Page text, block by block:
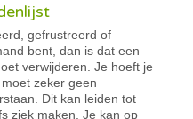
gefrustreerd of
bent, dan is dat een
verwijderen. Je hoeft je
zeker geen
Dit kan leiden tot
ziek maken. Je kan op